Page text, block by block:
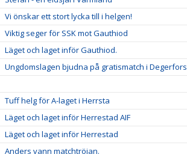
Vi önskar ett stort lycka till i helgen!
Viktig seger för SSK mot Gauthiod
Läget och laget inför Gauthiod.
Ungdomslagen bjudna på gratismatch i Degerfors
Tuff helg för A-laget i Herrsta
Läget och laget inför Herrestad AIF
Läget och laget inför Herrestad
Anders vann matchtröjan.